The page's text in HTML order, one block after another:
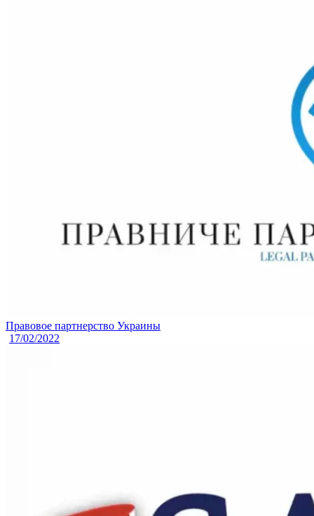
Правовое партнерство Украины
17/02/2022